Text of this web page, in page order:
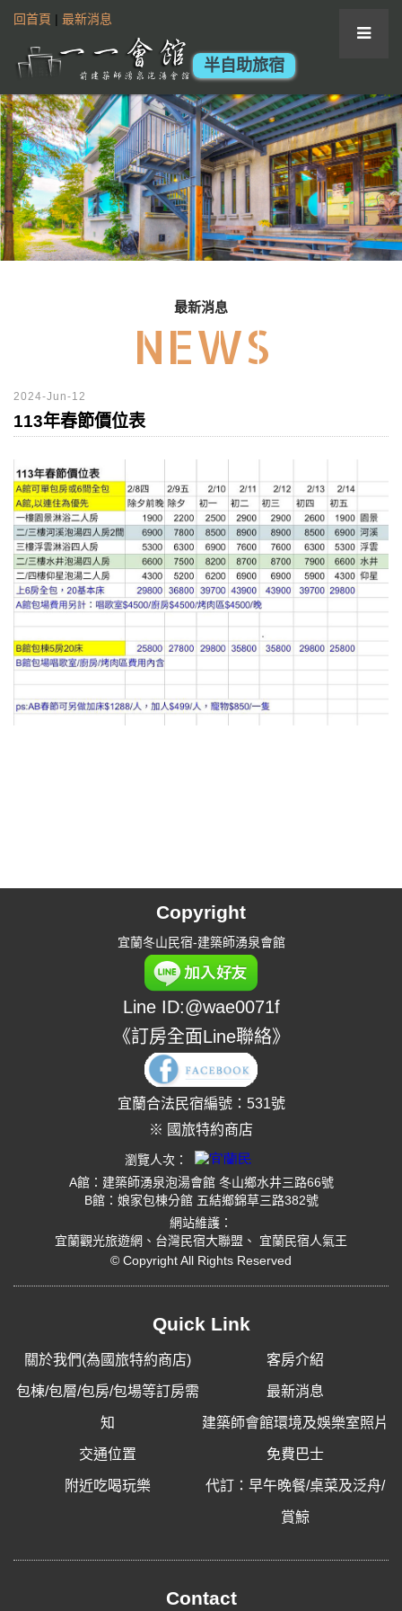
回首頁 | 最新消息
半自助旅宿
最新消息
NEWS
2024-Jun-12
113年春節價位表
Copyright
宜蘭冬山民宿-建築師湧泉會館
Line ID:@wae0071f
《訂房全面Line聯絡》
宜蘭合法民宿編號：531號
※ 國旅特約商店
瀏覽人次：
A館：建築師湧泉泡湯會館 冬山鄉水井三路66號
B館：娘家包棟分館 五結鄉錦草三路382號
網站維護：
宜蘭觀光旅遊網 、 台灣民宿大聯盟 、
宜蘭民宿人氣王
© Copyright All Rights Reserved
Quick Link
關於我們(為國旅特約商店) 客房介紹
包棟/包層/包房/包場等訂房需
知
最新消息
建築師會館環境及娛樂室照片
交通位置 免費巴士
附近吃喝玩樂 代訂：早午晚餐/桌菜及泛舟/
賞鯨
Contact